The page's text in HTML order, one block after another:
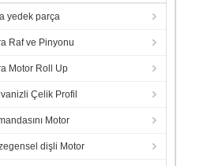
yedek parça
Raf ve Pinyonu
Motor Roll Up
Çelik Profil
Motor
dişli Motor